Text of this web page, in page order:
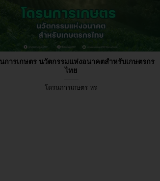
การเกษตร นวัตกรรมแห่งอนาคตสำหรับเกษตรกร
ไทย
โดรนการเกษตร หร